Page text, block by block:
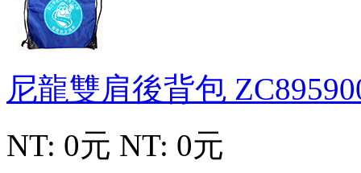
尼龍雙肩後背包
NT: 0元 NT: 0元